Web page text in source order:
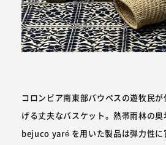
コロンビア南東部バウペスの遊牧民
げる丈夫なバスケット。熱帯雨林の
bejuco yaré を用いた製品は弾力性に